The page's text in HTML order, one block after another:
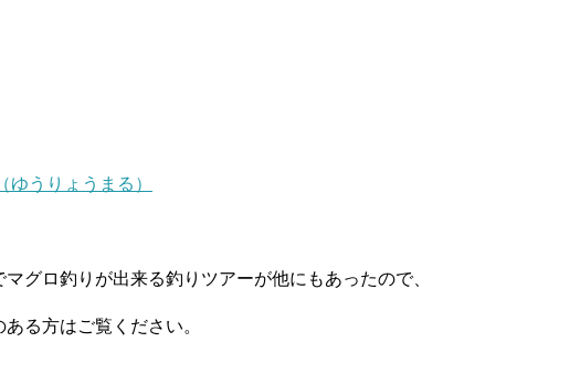
ゆうりょうまる）
マグロ釣りが出来る釣りツアーが他にもあったので、
ある方はご覧ください。